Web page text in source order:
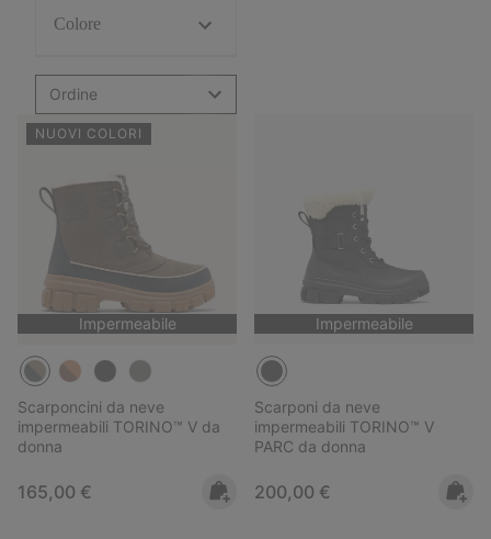
Colore
Ordine
NUOVI COLORI
Impermeabile
Scarponcini da neve
impermeabili TORINO™ V da
donna
Regular price:
165,00 €
Impermeabile
Scarponi da neve
impermeabili TORINO™ V
PARC da donna
Regular price:
200,00 €